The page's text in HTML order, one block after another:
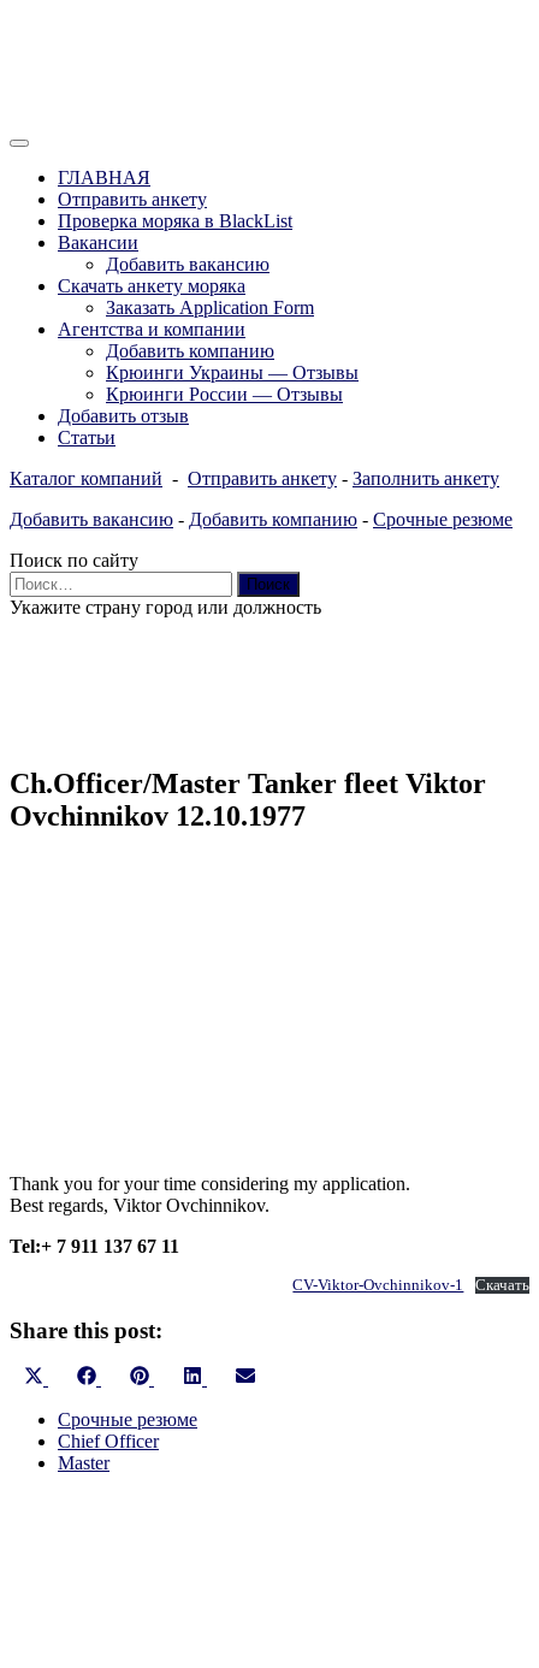
Рассылка
Вакансии для моряков. Работа для
моряков в море. Каталог крюинговых
компаний и морских агентств
Украины, России, Европы и Всего
мира. Отзывы, Контакты, Работа,
Вакансии для моряков. Рассылка
апликашки CV application form
ГЛАВНАЯ
Отправить анкету
Проверка моряка в BlackList
Вакансии
Добавить вакансию
Скачать анкету моряка
Заказать Application Form
Агентства и компании
Добавить компанию
Крюинги Украины — Отзывы
Крюинги России — Отзывы
Добавить отзыв
Статьи
Каталог компаний - Отправить анкету - Заполнить анкету
Добавить вакансию - Добавить компанию - Срочные резюме
Поиск по сайту
Найти:
Укажите страну город или должность
Ch.Officer/Master Tanker fleet Viktor
Ovchinnikov 12.10.1977
Thank you for your time considering my application.
Best regards, Viktor Ovchinnikov.
Tel:+ 7 911 137 67 11
CV-Viktor-Ovchinnikov-1 Скачать
Share this post:
Share
Share
FacebookShare
Pinterest Share
LinkedInShare
Срочные резюме
Chief Officer
Master